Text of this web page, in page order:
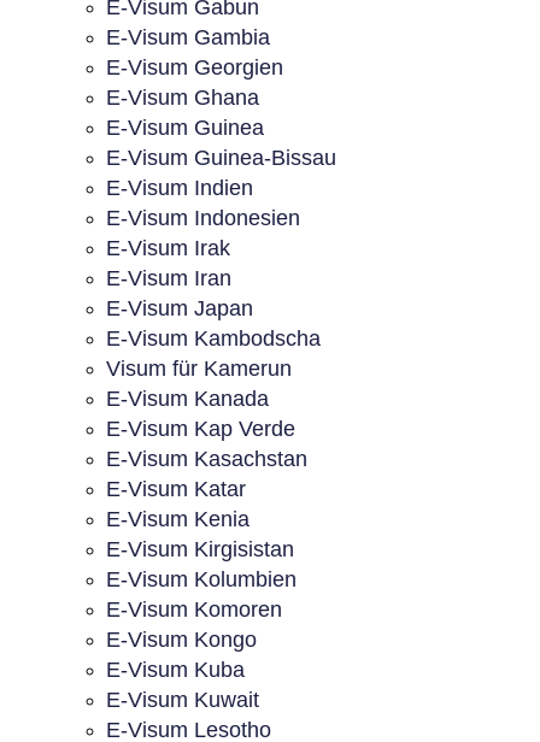
E-Visum Gabun
E-Visum Gambia
E-Visum Georgien
E-Visum Ghana
E-Visum Guinea
E-Visum Guinea-Bissau
E-Visum Indien
E-Visum Indonesien
E-Visum Irak
E-Visum Iran
E-Visum Japan
E-Visum Kambodscha
Visum für Kamerun
E-Visum Kanada
E-Visum Kap Verde
E-Visum Kasachstan
E-Visum Katar
E-Visum Kenia
E-Visum Kirgisistan
E-Visum Kolumbien
E-Visum Komoren
E-Visum Kongo
E-Visum Kuba
E-Visum Kuwait
E-Visum Lesotho